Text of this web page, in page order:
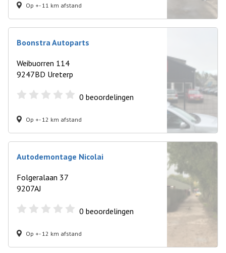
Op +- 11 km afstand
Boonstra Autoparts
Weibuorren 114
9247BD Ureterp
0 beoordelingen
Op +- 12 km afstand
Autodemontage Nicolai
Folgeralaan 37
9207AJ
0 beoordelingen
Op +- 12 km afstand